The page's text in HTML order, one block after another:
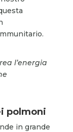
l’energia
polmoni
in grande